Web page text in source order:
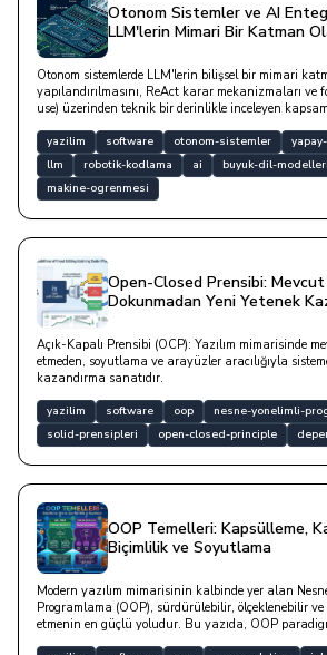
Otonom Sistemler ve AI
LLM'lerin Mimari Bir Katman
Otonom sistemlerde LLM'lerin bilişsel bir mimari
yapılandırılmasını, ReAct karar mekanizmaları ve
use) üzerinden teknik bir derinlikle inceleyen
yazilim software otonom-sistemler
llm
robotik-kodlama ai buyuk-dil-modelleri
makine-ogrenmesi
Open-Closed Prensibi:
Dokunmadan Yeni Yetenek
Açık-Kapalı Prensibi (OCP): Yazılım mimarisinde
etmeden, soyutlama ve arayüzler aracılığıyla
kazandırma sanatıdır.
yazilim software oop
nesne-yonelimli-
solid-prensipleri
open-closed-principle
OOP Temelleri: Kapsülleme,
Biçimlilik ve Soyutlama
Modern yazılım mimarisinin kalbinde yer alan
Programlama (OOP), sürdürülebilir, ölçeklenebilir ve
etmenin en güçlü yoludur. Bu yazıda, OOP